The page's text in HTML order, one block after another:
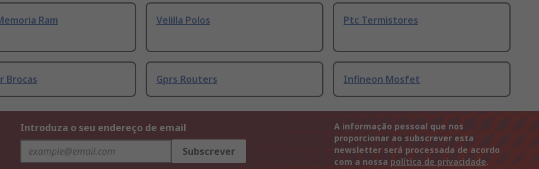
Ram Velilla Polos Ptc Termistores
Brocas Gprs Routers Infineon Mosfet
Introduza o seu endereço de email
Subscrever
A informação pessoal que nos
proporcionar ao subscrever esta
newsletter será processada de acordo
com a nossa política de privacidade.